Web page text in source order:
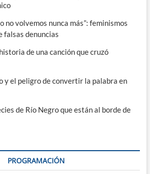
no volvemos nunca más”: feminismos
falsas denuncias
de una canción que cruzó
y el peligro de convertir la palabra en
de Río Negro que están al borde de
PROGRAMACIÓN